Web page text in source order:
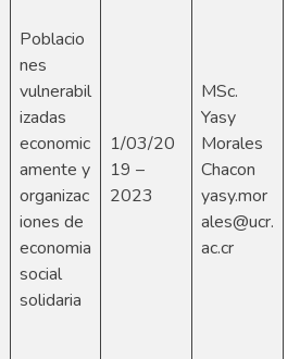
Poblacio
nes
vulnerabil
izadas
economic
amente y
organizac
iones de
economia
social
solidaria
1/03/20
19 –
2023
MSc.
Yasy
Morales
Chacon
yasy.mor
ales@ucr.
ac.cr